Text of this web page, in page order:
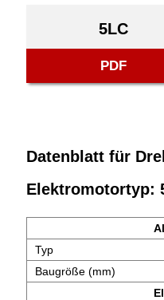
5LC
PDF
Datenblatt für
Elektromotortyp:
Typ
Baugröße (mm)